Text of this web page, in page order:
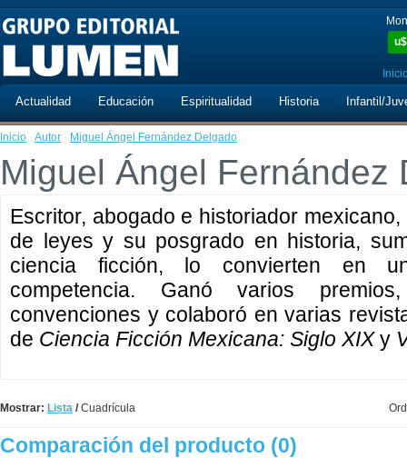
u$
Actualidad Educación Espiritualidad Historia Infantil/
Inicio · Autor · Miguel Ángel Fernández Delgado
Miguel Ángel Fernández
Escritor, abogado e historiador
de leyes y su posgrado en historia,
ciencia ficción, lo convierten en
competencia. Ganó varios
convenciones y colaboró en varias
de Ciencia Ficción Mexicana: Siglo XIXy
Mostrar: Lista /Cuadrícula
Comparación del producto (0)